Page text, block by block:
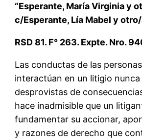
“Esperante, María Virginia y
c/Esperante, Lía Mabel y
RSD 81. F° 263. Expte. Nro.
Las conductas de las
interactúan en un litigio nunca
desprovistas de
hace inadmisible que un
fundamentar su accionar,
y razones de derecho que